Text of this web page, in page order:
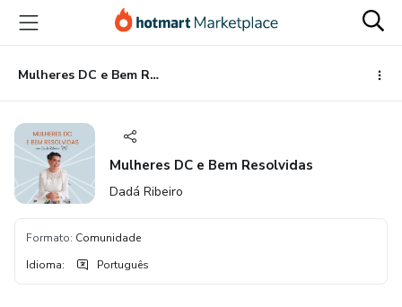
para
conteúdo
principal
para
pagamento
para
rodapé
Mulheres DC e Bem Resolvidas
Mulheres DC e Bem Resolvidas
Dadá Ribeiro
Formato: Comunidade
Idioma: Português